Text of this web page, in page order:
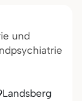
und
Landsberg